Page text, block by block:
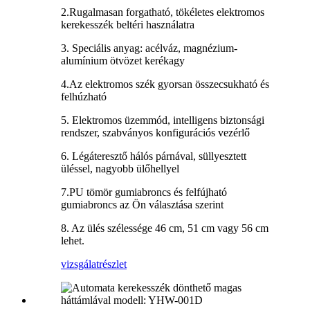
2.Rugalmasan forgatható, tökéletes elektromos
kerekesszék beltéri használatra
3. Speciális anyag: acélváz, magnézium-
alumínium ötvözet kerékagy
4.Az elektromos szék gyorsan összecsukható és
felhúzható
5. Elektromos üzemmód, intelligens biztonsági
rendszer, szabványos konfigurációs vezérlő
6. Légáteresztő hálós párnával, süllyesztett
üléssel, nagyobb ülőhellyel
7.PU tömör gumiabroncs és felfújható
gumiabroncs az Ön választása szerint
8. Az ülés szélessége 46 cm, 51 cm vagy 56 cm
lehet.
vizsgálatrészlet